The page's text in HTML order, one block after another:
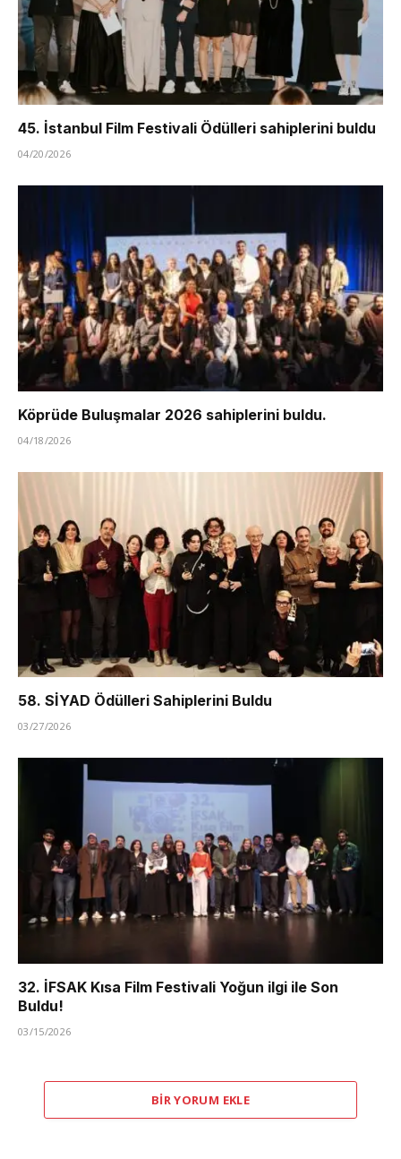
45. İstanbul Film Festivali Ödülleri sahiplerini buldu
04/20/2026
Köprüde Buluşmalar 2026 sahiplerini buldu.
04/18/2026
58. SİYAD Ödülleri Sahiplerini Buldu
03/27/2026
32. İFSAK Kısa Film Festivali Yoğun ilgi ile Son
Buldu!
03/15/2026
BIR YORUM EKLE